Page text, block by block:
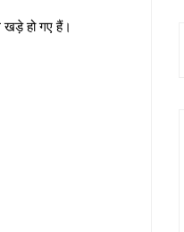
खड़े हो गए हैं।